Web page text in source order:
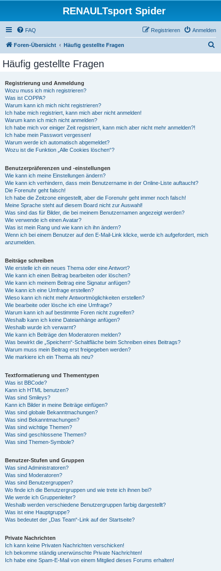
RENAULTsport Spider
FAQ Anmelden
Registrieren
Foren-Übersicht Häufig gestellte Fragen
Häufig gestellte Fragen
Registrierung und Anmeldung
Wozu muss ich mich registrieren?
Was ist COPPA?
Warum kann ich mich nicht registrieren?
Ich habe mich registriert, kann mich aber nicht anmelden!
Warum kann ich mich nicht anmelden?
Ich habe mich vor einiger Zeit registriert, kann mich aber nicht mehr anmelden?!
Ich habe mein Passwort vergessen!
Warum werde ich automatisch abgemeldet?
Wozu ist die Funktion „Alle Cookies löschen“?
Benutzerpräferenzen und -einstellungen
Wie kann ich meine Einstellungen ändern?
Wie kann ich verhindern, dass mein Benutzername in der Online-Liste auftaucht?
Die Forenuhr geht falsch!
Ich habe die Zeitzone eingestellt, aber die Forenuhr geht immer noch falsch!
Meine Sprache steht auf diesem Board nicht zur Auswahl!
Was sind das für Bilder, die bei meinem Benutzernamen angezeigt werden?
Wie verwende ich einen Avatar?
Was ist mein Rang und wie kann ich ihn ändern?
Wenn ich bei einem Benutzer auf den E-Mail-Link klicke, werde ich aufgefordert, mich
anzumelden.
Beiträge schreiben
Wie erstelle ich ein neues Thema oder eine Antwort?
Wie kann ich einen Beitrag bearbeiten oder löschen?
Wie kann ich meinem Beitrag eine Signatur anfügen?
Wie kann ich eine Umfrage erstellen?
Wieso kann ich nicht mehr Antwortmöglichkeiten erstellen?
Wie bearbeite oder lösche ich eine Umfrage?
Warum kann ich auf bestimmte Foren nicht zugreifen?
Weshalb kann ich keine Dateianhänge anfügen?
Weshalb wurde ich verwarnt?
Wie kann ich Beiträge den Moderatoren melden?
Was bewirkt die „Speichern“-Schaltfläche beim Schreiben eines Beitrags?
Warum muss mein Beitrag erst freigegeben werden?
Wie markiere ich ein Thema als neu?
Textformatierung und Thementypen
Was ist BBCode?
Kann ich HTML benutzen?
Was sind Smileys?
Kann ich Bilder in meine Beiträge einfügen?
Was sind globale Bekanntmachungen?
Was sind Bekanntmachungen?
Was sind wichtige Themen?
Was sind geschlossene Themen?
Was sind Themen-Symbole?
Benutzer-Stufen und Gruppen
Was sind Administratoren?
Was sind Moderatoren?
Was sind Benutzergruppen?
Wo finde ich die Benutzergruppen und wie trete ich ihnen bei?
Wie werde ich Gruppenleiter?
Weshalb werden verschiedene Benutzergruppen farbig dargestellt?
Was ist eine Hauptgruppe?
Was bedeutet der „Das Team“-Link auf der Startseite?
Private Nachrichten
Ich kann keine Privaten Nachrichten verschicken!
Ich bekomme ständig unerwünschte Private Nachrichten!
Ich habe eine Spam-E-Mail von einem Mitglied dieses Forums erhalten!